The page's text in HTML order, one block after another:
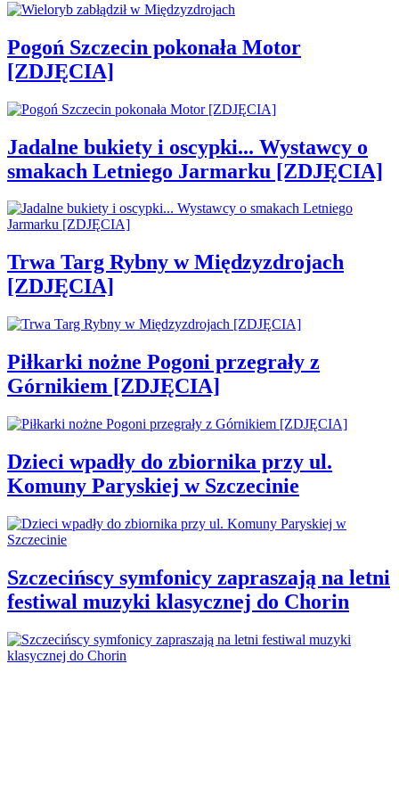
Pogoń Szczecin pokonała Motor
[ZDJĘCIA]
Jadalne bukiety i oscypki... Wystawcy o
smakach Letniego Jarmarku [ZDJĘCIA]
Trwa Targ Rybny w Międzyzdrojach
[ZDJĘCIA]
Piłkarki nożne Pogoni przegrały z
Górnikiem [ZDJĘCIA]
Dzieci wpadły do zbiornika przy ul.
Komuny Paryskiej w Szczecinie
Szczecińscy symfonicy zapraszają na letni
festiwal muzyki klasycznej do Chorin